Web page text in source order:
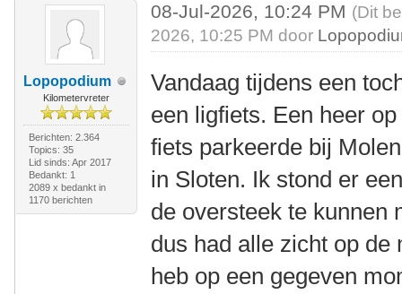
Lopopodium
Kilometervreter
Berichten: 2.364
Topics: 35
Lid sinds: Apr 2017
Bedankt: 1
2089 x bedankt in
1170 berichten
08-Jul-2026, 10:24 PM (Dit
2026, 10:25 PM door
Vandaag tijdens een
een ligfiets. Een heer
fiets parkeerde bij
in Sloten. Ik stond er
de oversteek te kunnen
dus had alle zicht op de
heb op een gegeven